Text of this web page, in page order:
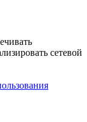
сетевой